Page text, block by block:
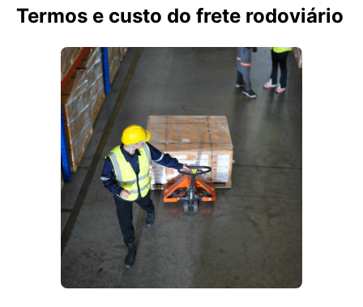
Termos e custo do frete rodoviário